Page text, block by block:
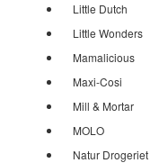
Little Dutch
Little Wonders
Mamalicious
Maxi-Cosi
Mill & Mortar
MOLO
Natur Drogeriet